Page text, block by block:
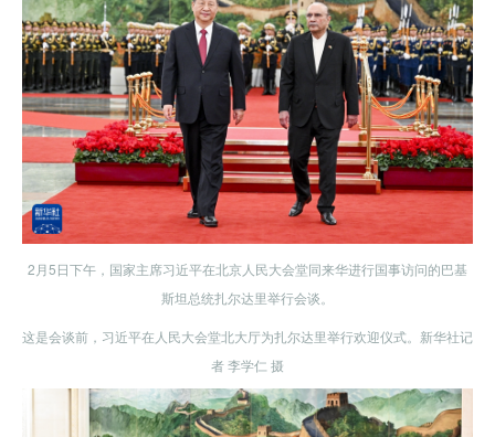
2月5日下午，国家主席习近平在北京人民大会堂同来华进行国事访问的巴基
斯坦总统扎尔达里举行会谈。
这是会谈前，习近平在人民大会堂北大厅为扎尔达里举行欢迎仪式。新华社记
者 李学仁 摄